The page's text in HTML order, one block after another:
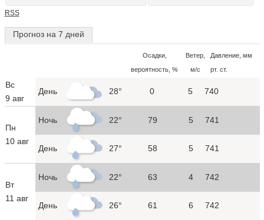
RSS
Прогноз на 7 дней
Осадки,
вероятность, %
Ветер,
м/с
Давление, мм
рт. ст.
Вс
9 авг
День 28° 0 5 740
Пн
10 авг
Ночь 22° 79 5 741
День 27° 58 5 741
Вт
11 авг
Ночь 22° 63 4 742
День 26° 61 6 742